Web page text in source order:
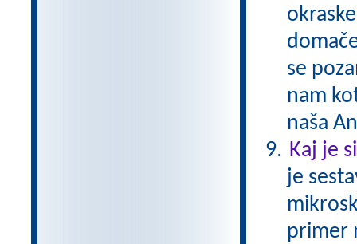
se
nam
naša
Kaj je
je
primer